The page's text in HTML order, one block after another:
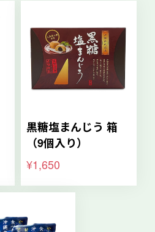
黒糖塩まんじう 箱
（9個入り）
¥1,650